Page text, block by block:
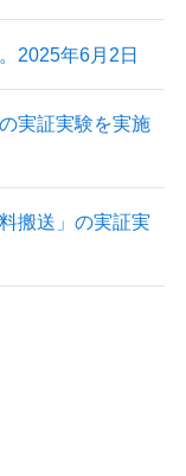
2025年6月2日
実証実験を実施
搬送」の実証実